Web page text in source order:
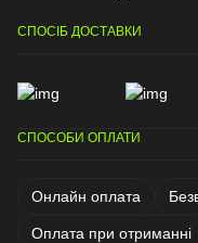
СПОСІБ ДОСТАВКИ
СПОСОБИ ОПЛАТИ
Онлайн оплата
Оплата при отриманні